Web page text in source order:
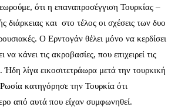
ότι η επαναπροσέγγιση Τουρκίας –
διάρκειας και στο τέλος οι σχέσεις των δυο
Ο Ερντογάν θέλει μόνο να κερδίσει
να κάνει τις ακροβασίες, που επιχειρεί τις
Ήδη λίγα εικοσιτετράωρα μετά την τουρκική
κατηγόρησε την Τουρκία ότι
από αυτά που είχαν συμφωνηθεί.